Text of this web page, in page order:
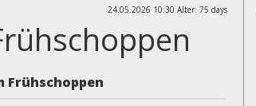
24.05.2026 10:30 Alter: 75 days
Frühschoppen